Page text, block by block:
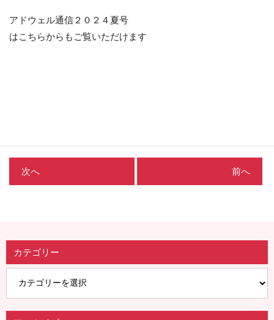
アドウェル通信２０２４夏号
はこちらからもご覧いただけます
次へ 前へ
カテゴリー